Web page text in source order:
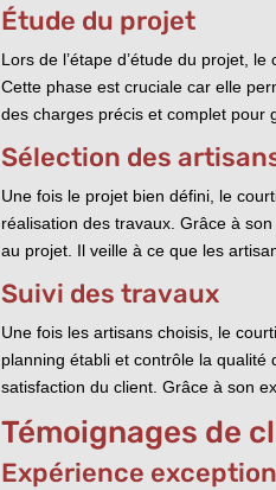
Étude du projet
Lors de l’étape d’étude du projet,
Cette phase est cruciale car elle
des charges précis et complet pour
Sélection des
Une fois le projet bien défini, le
réalisation des travaux. Grâce à
au projet. Il veille à ce que les
Suivi des travaux
Une fois les artisans choisis, le
planning établi et contrôle la
satisfaction du client. Grâce à son
Témoignages de
Expérience